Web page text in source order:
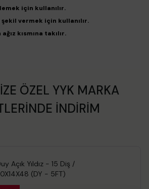
için kullanılır.
şekil vermek için kullanılır.
kısmına takılır.
ÖZEL YYK MARKA
İNDİRİM
Açık Yıldız - 15 Diş /
(DY - 5FT)